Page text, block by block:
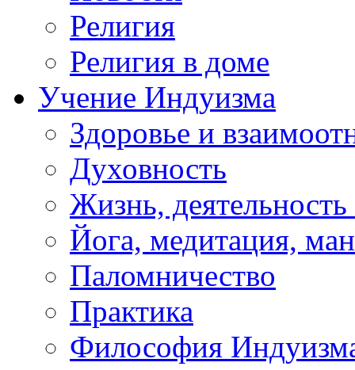
Религия
Религия в доме
Учение Индуизма
Здоровье и
Духовность
Жизнь, деятельность
Йога, медитация,
Паломничество
Практика
Философия